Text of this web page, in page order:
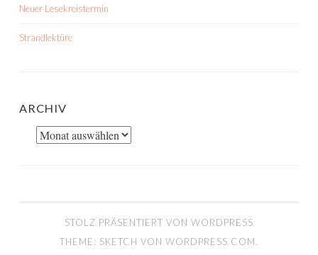
Neuer Lesekreistermin
Strandlektüre
ARCHIV
Archiv
STOLZ PRÄSENTIERT VON WORDPRESS
THEME: SKETCH VON WORDPRESS.COM